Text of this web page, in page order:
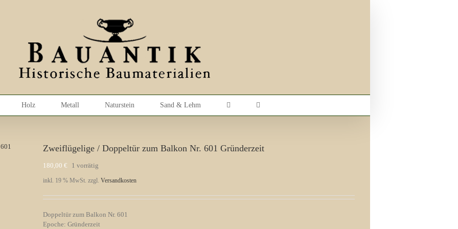
Holz Metall Naturstein Sand & Lehm
Zweiflügelige / Doppeltür zum Balkon Nr. 601 Gründerzeit
180,00 € 1 vorrätig
inkl. 19 % MwSt. zzgl. Versandkosten
Doppeltür zum Balkon Nr. 601
Epoche: Gründerzeit